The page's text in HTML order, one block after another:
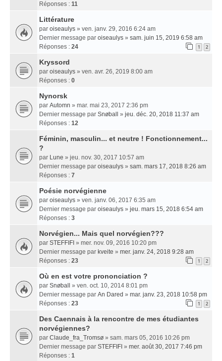
Réponses : 11
Littérature
par oiseaulys » ven. janv. 29, 2016 6:24 am
Dernier message par oiseaulys » sam. juin 15, 2019 6:58 am
Réponses : 24 1 2
Kryssord
par oiseaulys » ven. avr. 26, 2019 8:00 am
Réponses : 0
Nynorsk
par Automn » mar. mai 23, 2017 2:36 pm
Dernier message par Snøball » jeu. déc. 20, 2018 11:37 am
Réponses : 12
Féminin, masculin... et neutre ! Fonctionnement...
?
par Lune » jeu. nov. 30, 2017 10:57 am
Dernier message par oiseaulys » sam. mars 17, 2018 8:26 am
Réponses : 7
Poésie norvégienne
par oiseaulys » ven. janv. 06, 2017 6:35 am
Dernier message par oiseaulys » jeu. mars 15, 2018 6:54 am
Réponses : 3
Norvégien... Mais quel norvégien???
par STEFFIFI » mer. nov. 09, 2016 10:20 pm
Dernier message par kveite » mer. janv. 24, 2018 9:28 am
Réponses : 23 1 2
Où en est votre prononciation ?
par Snøball
» ven. oct. 10, 2014 8:01 pm
Dernier message par An Dared » mar. janv. 23, 2018 10:58 pm
Réponses : 23 1 2
Des Caennais à la rencontre de mes étudiantes
norvégiennes?
par Claude_fra_Tromsø » sam. mars 05, 2016 10:26 pm
Dernier message par STEFFIFI » mer. août 30, 2017 7:46 pm
Réponses : 1